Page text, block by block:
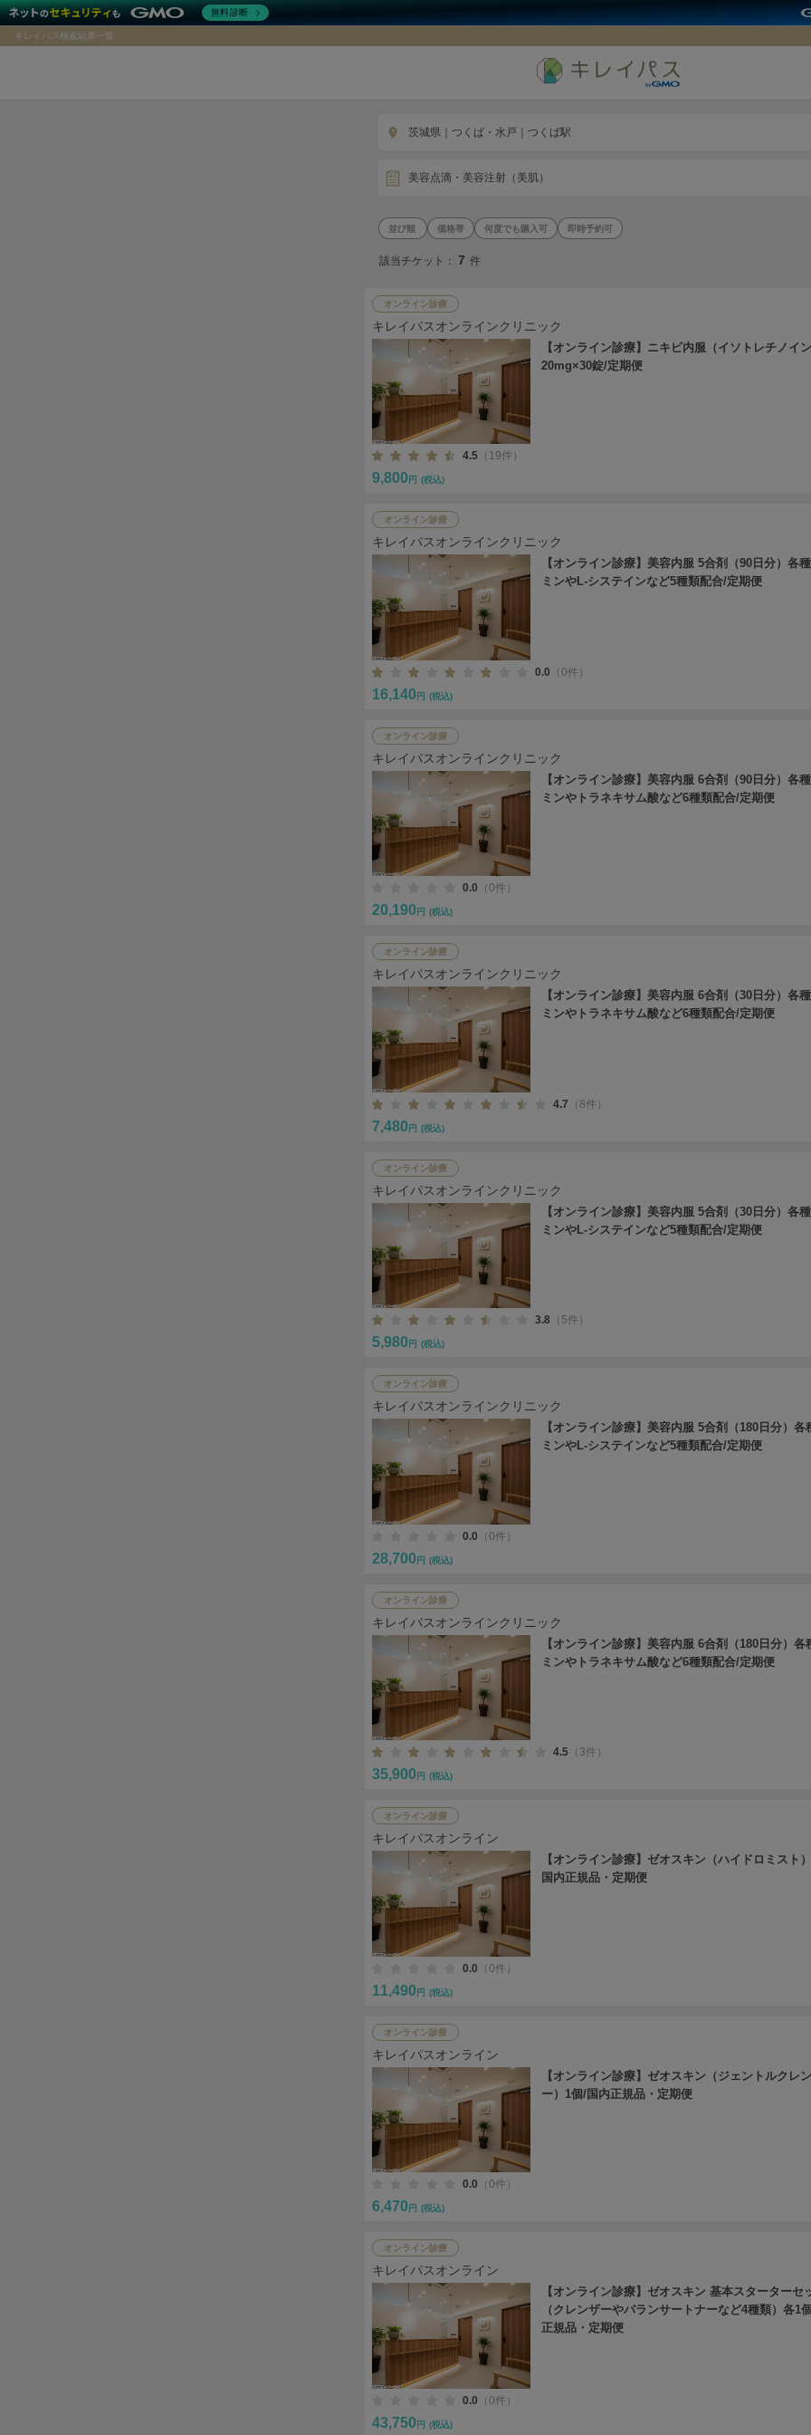
キレイパス検索結果一覧
茨城県｜つくば・水戸｜つくば駅
美容点滴・美容注射（美肌）
価格帯 何度でも購入可 即時予約可
該当チケット： 7 件
オンライン診療
キレイパスオンラインクリニック
【オンライン診療】ニキビ内服（イソトレチノイ
20mg×30錠/定期便
4.5 （19件）
9,800 円 (税込)
オンライン診療
キレイパスオンラインクリニック
【オンライン診療】美容内服 5合剤（90日分）各
ミンやL-システインなど5種類配合/定期便
0.0 （0件）
16,140 円 (税込)
オンライン診療
キレイパスオンラインクリニック
【オンライン診療】美容内服 6合剤（90日分）各
ミンやトラネキサム酸など6種類配合/定期便
0.0 （0件）
20,190 円 (税込)
オンライン診療
キレイパスオンラインクリニック
【オンライン診療】美容内服 6合剤（30日分）各
ミンやトラネキサム酸など6種類配合/定期便
4.7 （8件）
7,480 円 (税込)
オンライン診療
キレイパスオンラインクリニック
【オンライン診療】美容内服 5合剤（30日分）各
ミンやL-システインなど5種類配合/定期便
3.8 （5件）
5,980 円 (税込)
オンライン診療
キレイパスオンラインクリニック
【オンライン診療】美容内服 5合剤（180日分）各
ミンやL-システインなど5種類配合/定期便
0.0 （0件）
28,700 円 (税込)
オンライン診療
キレイパスオンラインクリニック
【オンライン診療】美容内服 6合剤（180日分）各
ミンやトラネキサム酸など6種類配合/定期便
4.5 （3件）
35,900 円 (税込)
オンライン診療
キレイパスオンライン
【オンライン診療】ゼオスキン（ハイドロミスト
国内正規品・定期便
0.0 （0件）
11,490 円 (税込)
オンライン診療
キレイパスオンライン
【オンライン診療】ゼオスキン（ジェントルクレ
ー）1個/国内正規品・定期便
0.0 （0件）
6,470 円 (税込)
オンライン診療
キレイパスオンライン
【オンライン診療】ゼオスキン 基本スターターセ
（クレンザーやバランサートナーなど4種類）各1
正規品・定期便
0.0 （0件）
43,750 円 (税込)
無料診断